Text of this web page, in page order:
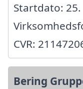
Startdato:
CVR:
Bering